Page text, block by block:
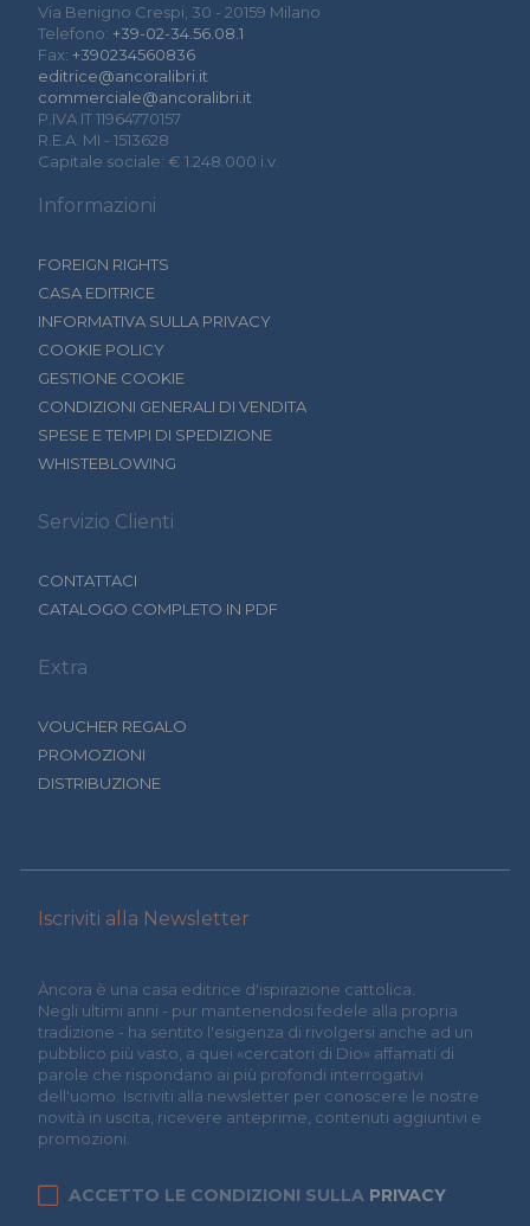
Via Benigno Crespi, 30 - 20159 Milano
Telefono: +39-02-34.56.08.1
Fax: +390234560836
editrice@ancoralibri.it
commerciale@ancoralibri.it
P.IVA IT 11964770157
R.E.A. MI - 1513628
Capitale sociale: € 1.248.000 i.v.
Informazioni
FOREIGN RIGHTS
CASA EDITRICE
INFORMATIVA SULLA PRIVACY
COOKIE POLICY
GESTIONE COOKIE
CONDIZIONI GENERALI DI VENDITA
SPESE E TEMPI DI SPEDIZIONE
WHISTEBLOWING
Servizio Clienti
CONTATTACI
CATALOGO COMPLETO IN PDF
Extra
VOUCHER REGALO
PROMOZIONI
DISTRIBUZIONE
Iscriviti alla Newsletter
Àncora è una casa editrice d'ispirazione cattolica.
Negli ultimi anni - pur mantenendosi fedele alla propria
tradizione - ha sentito l'esigenza di rivolgersi anche ad un
pubblico più vasto, a quei «cercatori di Dio» affamati di
parole che rispondano ai più profondi interrogativi
dell'uomo. Iscriviti alla newsletter per conoscere le nostre
novità in uscita, ricevere anteprime, contenuti aggiuntivi e
promozioni.
ACCETTO LE CONDIZIONI SULLA PRIVACY